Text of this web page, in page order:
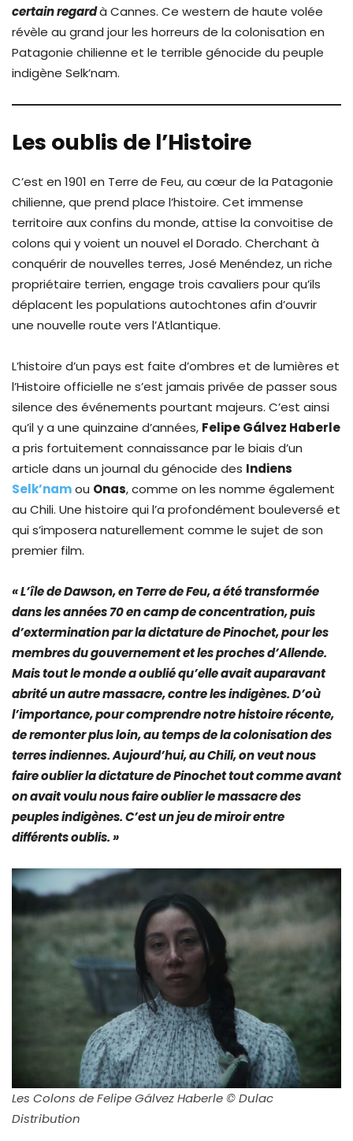
certain regardà Cannes. Ce western de haute volée
révèle au grand jour les horreurs de la colonisation en
Patagonie chilienne et le terrible génocide du peuple
indigène Selk’nam.
Les oublis de l’Histoire
C’est en 1901 en Terre de Feu, au cœur de la Patagonie
chilienne, que prend place l’histoire. Cet immense
territoire aux confins du monde, attise la convoitise de
colons qui y voient un nouvel el Dorado. Cherchant à
conquérir de nouvelles terres, José Menéndez, un riche
propriétaire terrien, engage trois cavaliers pour qu’ils
déplacent les populations autochtones afin d’ouvrir
une nouvelle route vers l’Atlantique.
L’histoire d’un pays est faite d’ombres et de lumières et
l’Histoire officielle ne s’est jamais privée de passer sous
silence des événements pourtant majeurs. C’est ainsi
qu’il y a une quinzaine d’années, Felipe Gálvez Haberle
a pris fortuitement connaissance par le biais d’un
article dans un journal du génocide des Indiens
Selk’namou Onas, comme on les nomme également
au Chili. Une histoire qui l’a profondément bouleversé et
qui s’imposera naturellement comme le sujet de son
premier film.
« L’île de Dawson, en Terre de Feu, a été transformée
dans les années 70 en camp de concentration, puis
d’extermination par la dictature de Pinochet, pour les
membres du gouvernement et les proches d’Allende.
Mais tout le monde a oublié qu’elle avait auparavant
abrité un autre massacre, contre les indigènes. D’où
l’importance, pour comprendre notre histoire récente,
de remonter plus loin, au temps de la colonisation des
terres indiennes. Aujourd’hui, au Chili, on veut nous
faire oublier la dictature de Pinochet tout comme avant
on avait voulu nous faire oublier le massacre des
peuples indigènes. C’est un jeu de miroir entre
différents oublis. »
Les Colons de Felipe Gálvez Haberle © Dulac
Distribution